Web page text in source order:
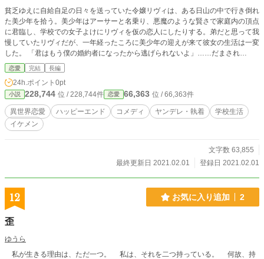
貧乏ゆえに自給自足の日々を送っていた令嬢リヴィは、ある日山の中で行き倒れ
た美少年を拾う。美少年はアーサーと名乗り、悪魔のような賢さで家庭内の頂点
に君臨し、学校での女子よけにリヴィを仮の恋人にしたりする。弟だと思って我
慢していたリヴィだが、一年経ったころに美少年の迎えが来て彼女の生活は一変
した。 「君はもう僕の婚約者になったから逃げられないよ」……だまされ
た！！ こうなったら逃げてやる！！ こうしてリヴィの逃亡生活は始まったの
だった。 （注:ヒーローはやや変態です）
恋愛 完結 長編
24h.ポイント 0pt
小説 228,744 位 / 228,744件 恋愛 66,363 位 / 66,363件
異世界恋愛 ハッピーエンド コメディ ヤンデレ・執着
学校生活
イケメン
文字数 63,855
最終更新日 2021.02.01
登録日 2021.02.01
12 お気に入り追加 2
歪
ゆうら
私が生きる理由は、ただ一つ。 私は、それを二つ持っている。 何故、持